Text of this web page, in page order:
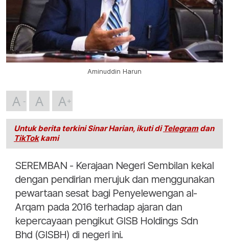
Aminuddin Harun
A A A
Untuk berita terkini Sinar Harian, ikuti di Telegramdan
TikTokkami
SEREMBAN - Kerajaan Negeri Sembilan kekal
dengan pendirian merujuk dan menggunakan
pewartaan sesat bagi Penyelewengan al-
Arqam pada 2016 terhadap ajaran dan
kepercayaan pengikut GISB Holdings Sdn
Bhd (GISBH) di negeri ini.